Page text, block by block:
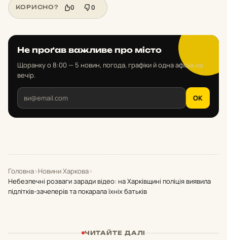
КОРИСНО? 0 0
Не проґав важливе про місто
Щоранку о 8:00 — 5 новин, погода, графіки й одна афіша на
вечір.
OK
Головна›Новини Харкова›
Небезпечні розваги заради відео: на Харківщині поліція виявила
підлітків-зачеперів та покарала їхніх батьків
ЧИТАЙТЕ ДАЛІ